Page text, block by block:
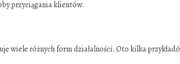
przyciągania klientów.
wiele różnych form działalności. Oto kilka